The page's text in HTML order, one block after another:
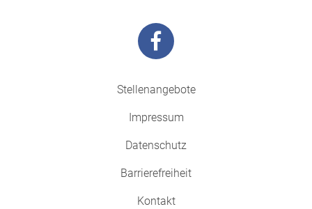
Stellenangebote
Impressum
Datenschutz
Barrierefreiheit
Kontakt